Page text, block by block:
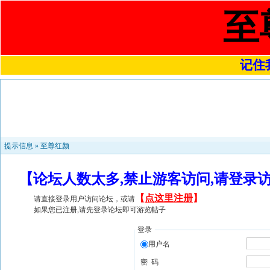
至
记住
提示信息 » 至尊红颜
【论坛人数太多,禁止游客访问,请登
请直接登录用户访问论坛，或请 【 点这里注册】
如果您已注册,请先登录论坛即可游览帖子
登录
用户名
密 码